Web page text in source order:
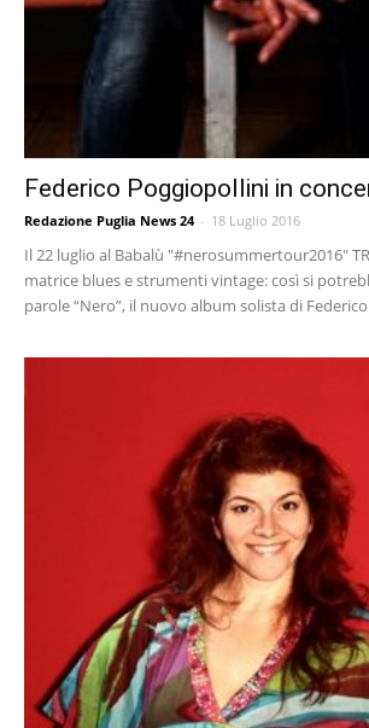
Federico Poggiopollini in
Redazione Puglia News 24 - 18 Luglio 2016
Il 22 luglio al Babalù "#nerosummertour2016"
matrice blues e strumenti vintage: così si
parole “Nero”, il nuovo album solista di